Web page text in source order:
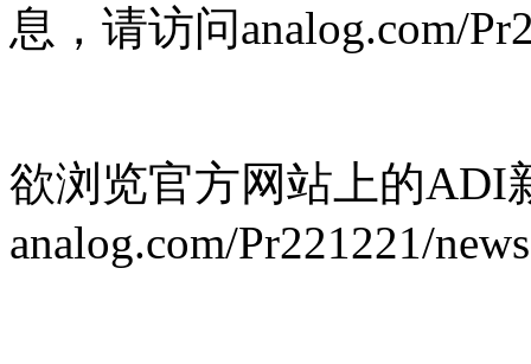
息，请访问analog.com/
欲浏览官方网站上的ADI
analog.com/Pr221221/news